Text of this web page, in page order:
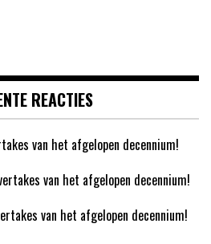
REACTIES
van het afgelopen decennium!
van het afgelopen decennium!
van het afgelopen decennium!